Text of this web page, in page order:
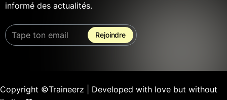
informé des actualités.
Copyright ©Traineerz | Developed with love but without